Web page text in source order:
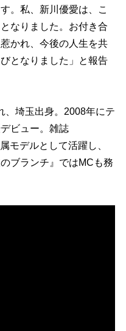
。私、新川優愛は、こ
なりました。お付き合
かれ、今後の人生を共
となりました」と報告
埼玉出身。2008年にテ
ビュー。雑誌
モデルとして活躍し、
ブランチ』ではMCも務